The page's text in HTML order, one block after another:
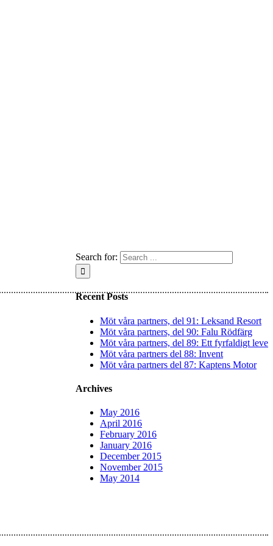
Search for:
Recent Posts
Möt våra partners, del 91: Leksand Resort
Möt våra partners, del 90: Falu Rödfärg
Möt våra partners, del 89: Ett fyrfaldigt leve
Möt våra partners del 88: Invent
Möt våra partners del 87: Kaptens Motor
Archives
May 2016
April 2016
February 2016
January 2016
December 2015
November 2015
May 2014